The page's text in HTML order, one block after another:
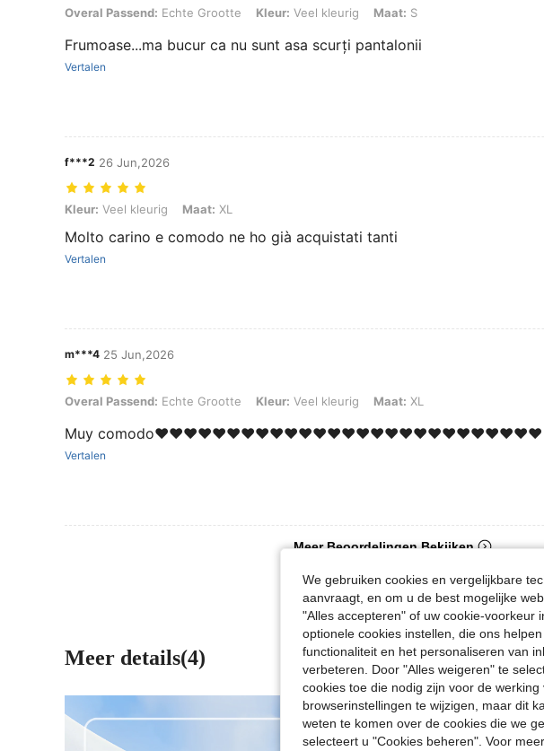
Overal Passend: Echte Grootte, Kleur: Veel kleurig, Maat: S
Overal Passend: Echte Grootte Kleur: Veel kleurig Maat: S
Frumoase...ma bucur ca nu sunt asa scurți pantalonii
Vertalen
f***2 26 Jun,2026
Kleur: Veel kleurig, Maat: XL
Kleur: Veel kleurig Maat: XL
Molto carino e comodo ne ho già acquistati tanti
Vertalen
m***4 25 Jun,2026
Overal Passend: Echte Grootte, Kleur: Veel kleurig, Maat: XL
Overal Passend: Echte Grootte Kleur: Veel kleurig Maat: XL
Muy comodo❤️❤️❤️❤️❤️❤️❤️❤️❤️❤️❤️❤️❤️❤️❤️❤️❤️❤️❤️❤️❤️❤️❤️❤️❤️❤️❤️
Vertalen
Meer Beoordelingen Bekijken
Meer details(4)
We gebruiken cookies en vergelijkbare
aanvraagt, en om u de best mogelijke
"Alles accepteren" of uw cookie-voorkeur
optionele cookies instellen, die ons
functionaliteit en het personaliseren van
verbeteren. Door "Alles weigeren" te
cookies toe die nodig zijn voor de
browserinstellingen te wijzigen, maar dit
weten te komen over de cookies die we
selecteert u "Cookies beheren". Voor